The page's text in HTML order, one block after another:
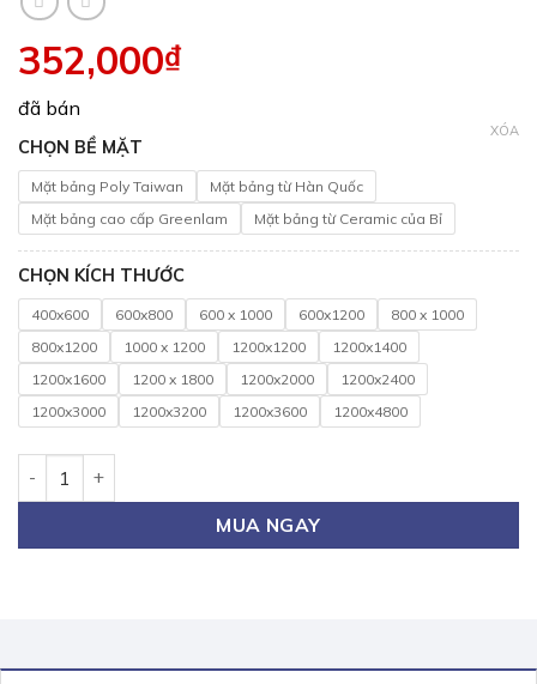
352,000₫
đã bán
CHỌN BỀ MẶT
Mặt bảng Poly Taiwan
Mặt bảng từ Hàn Quốc
Mặt bảng cao cấp Greenlam
Mặt bảng từ Ceramic của Bỉ
CHỌN KÍCH THƯỚC
400x600 600x800 600 x 1000 600x1200
800 x 1000
800x1200
1000 x 1200 1200x1200
1200x1400
1200x1600
1200 x 1800 1200x2000
1200x2400
1200x3000
1200x3200 1200x3600 1200x4800
XÓA
MUA NGAY